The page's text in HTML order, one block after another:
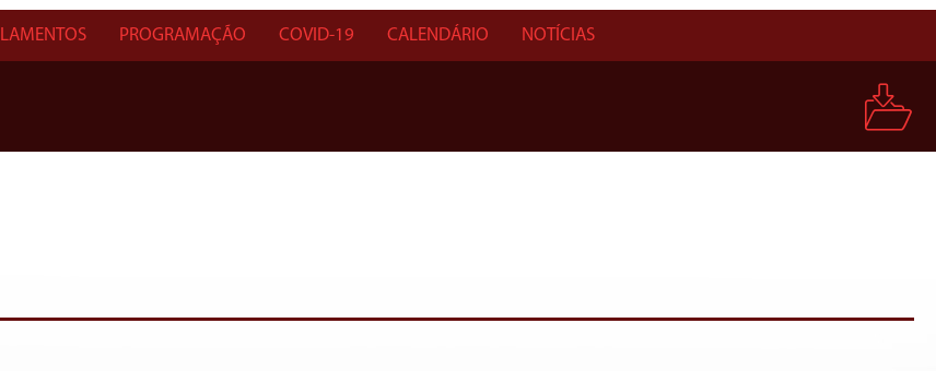
PROGRAMAÇÃO COVID-19 CALENDÁRIO NOTÍCIAS